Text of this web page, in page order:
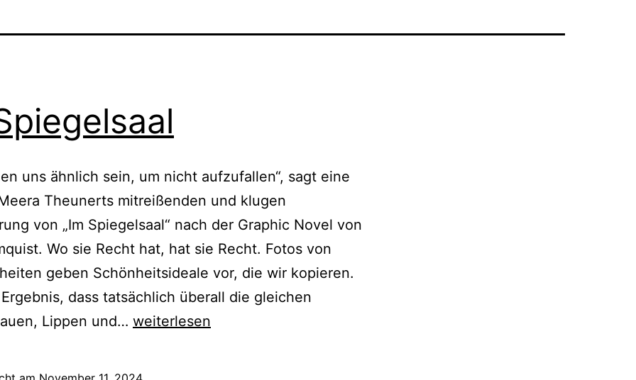
uns ähnlich sein, um nicht aufzufallen“, sagt eine
Theunerts mitreißenden und klugen
von „Im Spiegelsaal“ nach der Graphic Novel von
Wo sie Recht hat, hat sie Recht. Fotos von
geben Schönheitsideale vor, die wir kopieren.
dass tatsächlich überall die gleichen
Lippen und… Im
weiterlesen